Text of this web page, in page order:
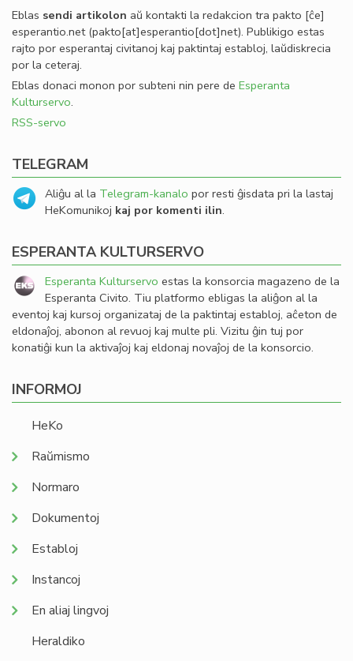
Eblas sendi artikolon aŭ kontakti la redakcion tra pakto [ĉe]
esperantio.net(pakto[at]esperantio[dot]net). Publikigo estas
rajto por esperantaj civitanoj kaj paktintaj establoj, laŭdiskrecia
por la ceteraj.
Eblas donaci monon por subteni nin pere de Esperanta
Kulturservo.
RSS-servo
TELEGRAM
Aliĝu al la Telegram-kanalo por resti ĝisdata pri la lastaj
HeKomunikoj kaj por komenti ilin.
ESPERANTA KULTURSERVO
Esperanta Kulturservo estas la konsorcia magazeno de la
Esperanta Civito. Tiu platformo ebligas la aliĝon al la
eventoj kaj kursoj organizataj de la paktintaj establoj, aĉeton de
eldonaĵoj, abonon al revuoj kaj multe pli. Vizitu ĝin tuj por
konatiĝi kun la aktivaĵoj kaj eldonaj novaĵoj de la konsorcio.
INFORMOJ
HeKo
Raŭmismo
Normaro
Dokumentoj
Establoj
Instancoj
En aliaj lingvoj
Heraldiko